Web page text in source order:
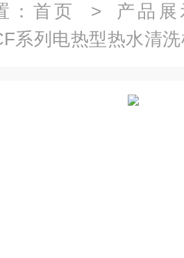
： 首页 > 产品展
系列电热型热水清